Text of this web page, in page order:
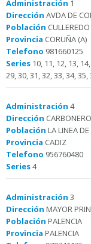
Administración 1
Dirección AVDA DE
Población CULLEREDO
Provincia CORUÑA (A)
Telefono 981660125
Series 10, 11, 12, 13,
29, 30, 31, 32, 33, 34, 35,
Administración 4
Dirección
Población LA LINEA
Provincia CADIZ
Telefono 956760480
Series4
Administración 3
Dirección MAYOR
Población PALENCIA
Provincia PALENCIA